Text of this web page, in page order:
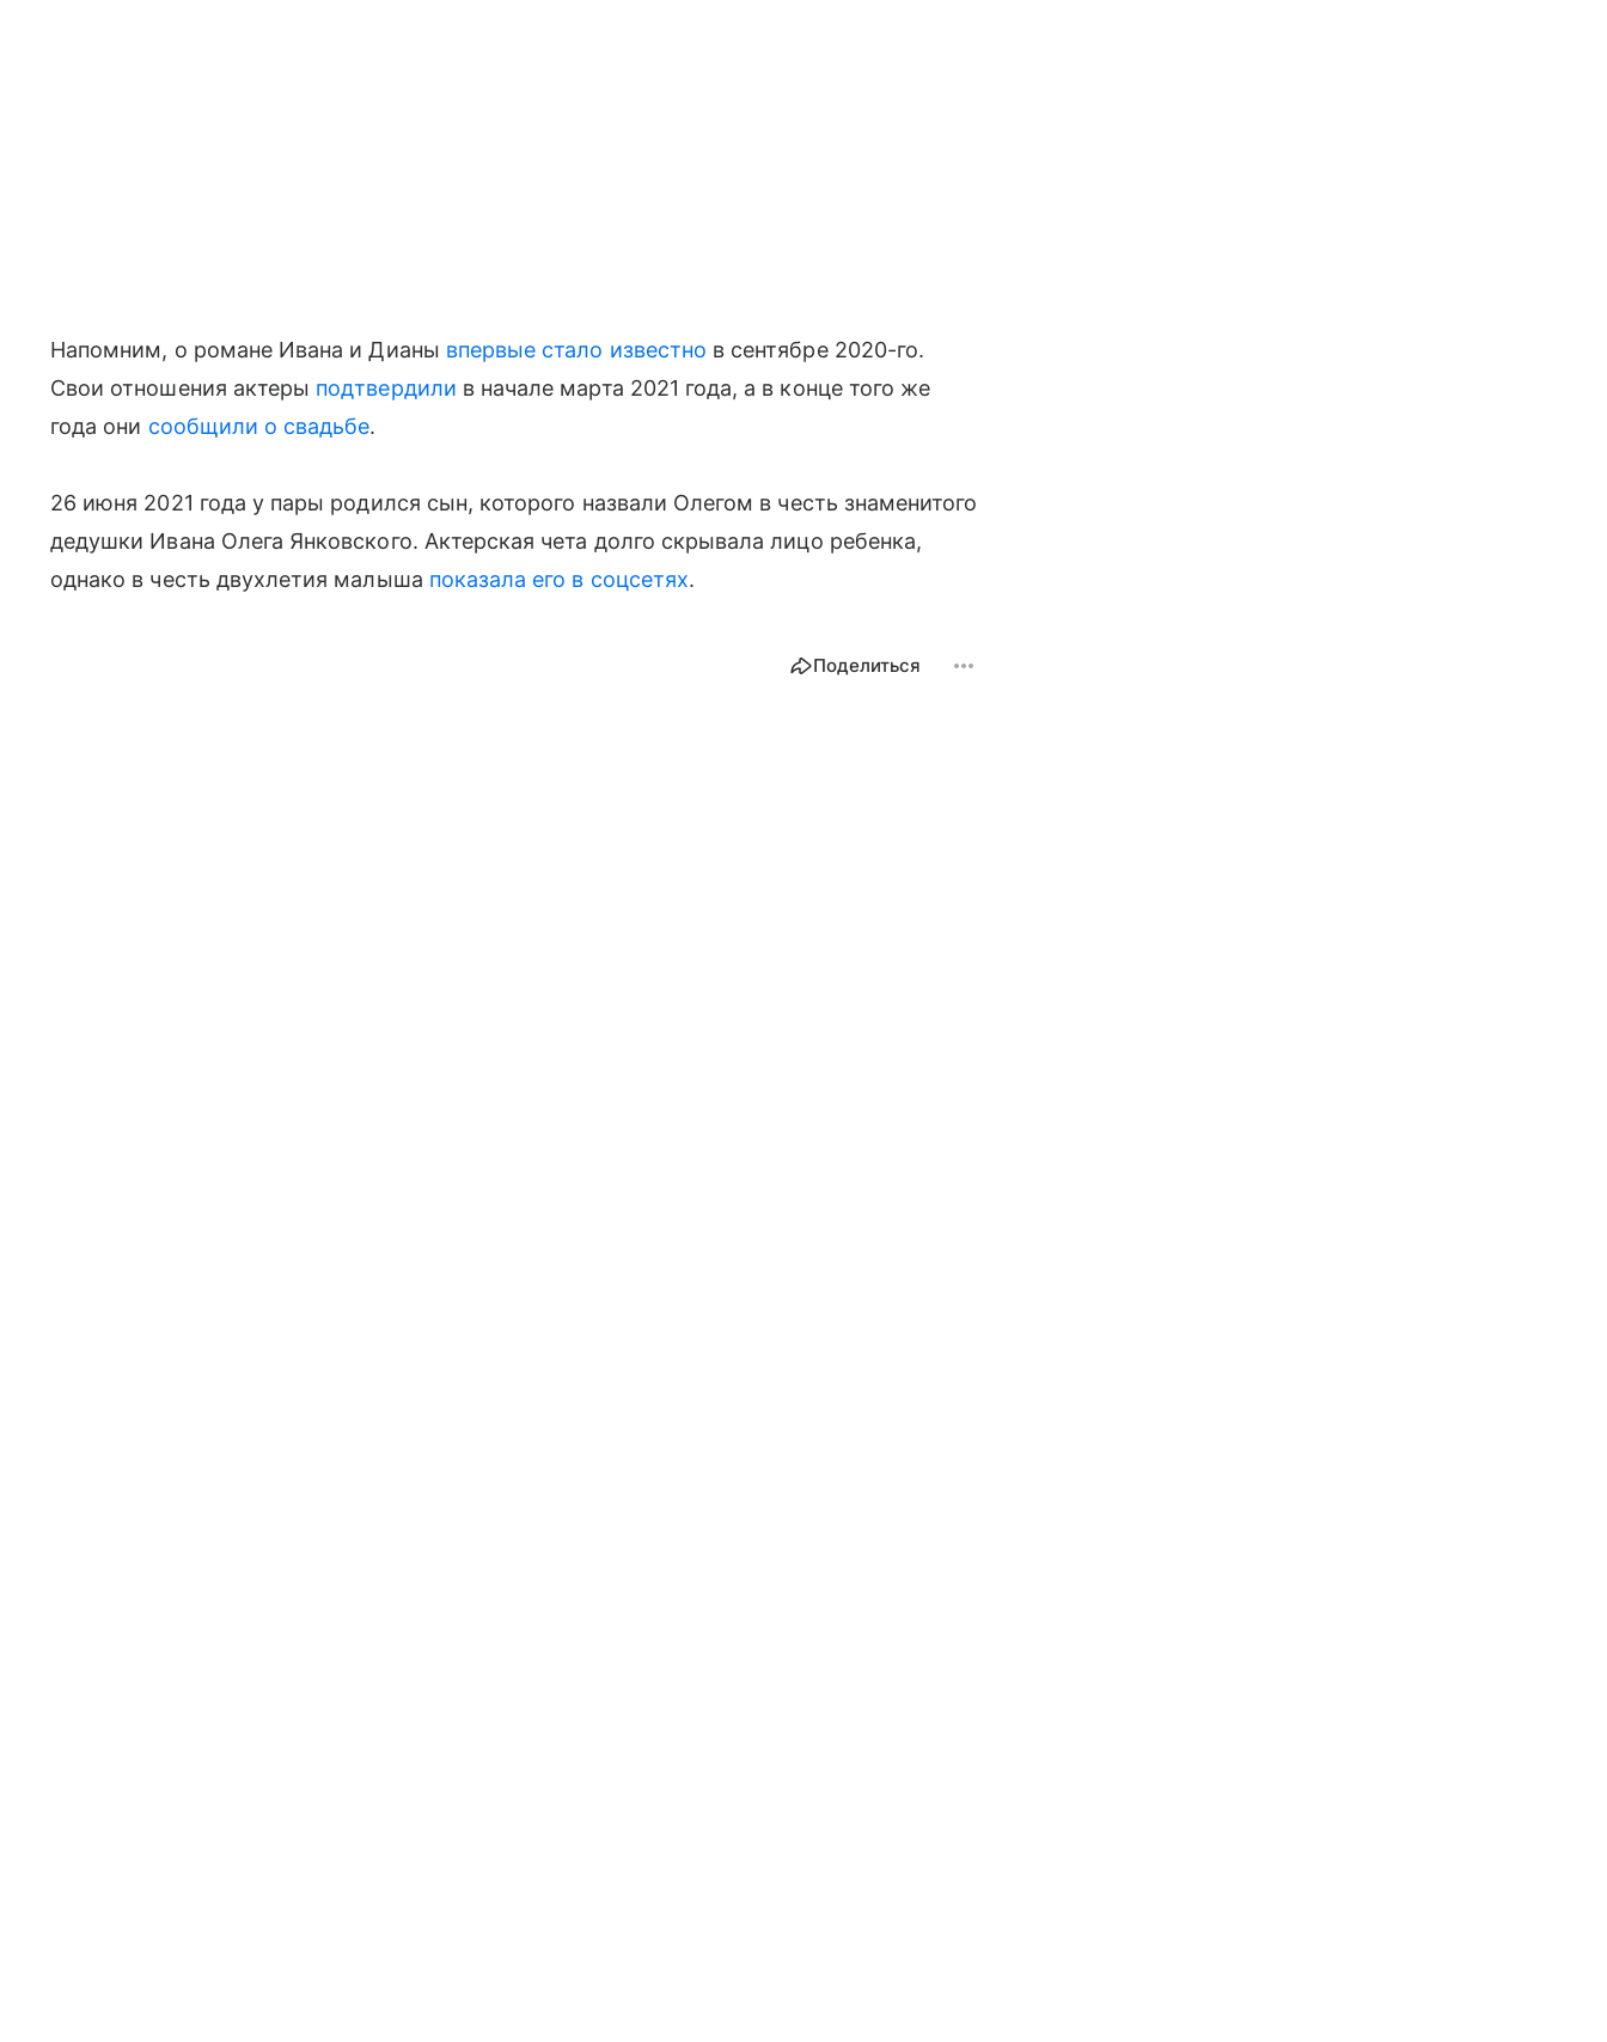
Напомним, о романе Ивана и Дианы впервые стало известно в сентябре 2020-го.
Свои отношения актеры подтвердили в начале марта 2021 года, а в конце того же
года они сообщили о свадьбе.
26 июня 2021 года у пары родился сын, которого назвали Олегом в честь знаменитого
дедушки Ивана Олега Янковского. Актерская чета долго скрывала лицо ребенка,
однако в честь двухлетия малыша показала его в соцсетях.
Поделиться